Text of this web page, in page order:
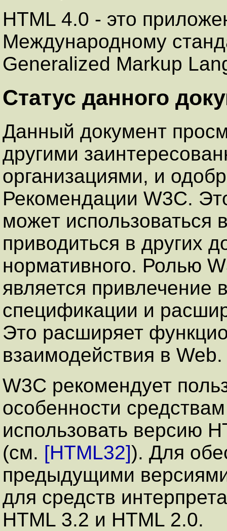
HTML 4.0 - это
Международному
Generalized Markup
Статус данного
Данный документ
другими
организациями, и
Рекомендации W3C.
может использоваться
приводиться в других
нормативного. Ролью
является привлечение
спецификации и
Это расширяет
взаимодействия в Web.
W3C рекомендует
особенности
использовать версию
(см. [HTML32]). Для
предыдущими
для средств
HTML 3.2 и HTML 2.0.